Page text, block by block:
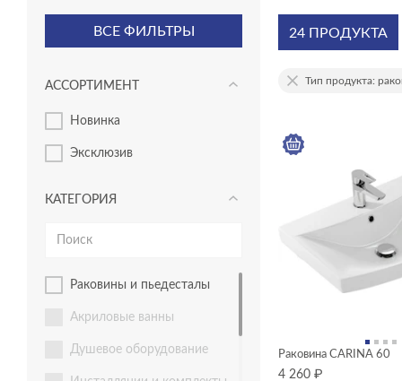
ВСЕ ФИЛЬТРЫ
АССОРТИМЕНТ
новинка
эксклюзив
КАТЕГОРИЯ
раковины и пьедесталы
акриловые ванны
душевое оборудование
24 ПРОДУКТА
Тип продукта:
Раковина CARINA 60
4 260 ₽